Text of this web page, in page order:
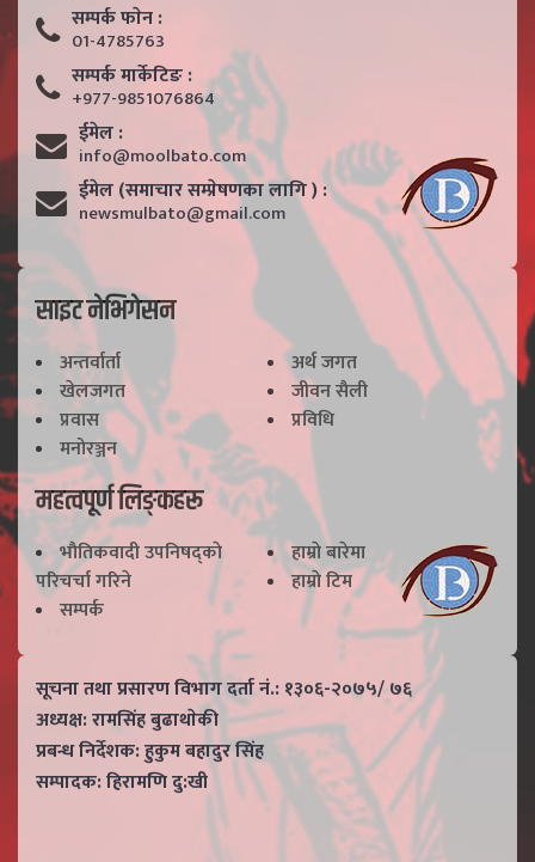
सम्पर्क फाेन :
01-4785763
सम्पर्क मार्केटिङ :
+977-9851076864
ईमेल :
info@moolbato.com
ईमेल (समाचार सम्प्रेषणका लागि ) :
newsmulbato@gmail.com
साइट नेभिगेसन
अन्तर्वार्ता
अर्थ जगत
खेलजगत
जीवन सैली
प्रवास
प्रविधि
मनोरञ्जन
महत्वपूर्ण लिङ्कहरू
भाैतिकवादी उपनिषद्काे
परिचर्चा गरिने
हाम्राे बारेमा
हाम्राे टिम
सम्पर्क
सूचना तथा प्रसारण विभाग दर्ता नं.: १३०६-२०७५/ ७६
अध्यक्ष: रामसिंह बुढाथाेकी
प्रबन्ध निर्देशक: हुकुम बहादुर सिंह
सम्पादक: हिरामणि दु:खी